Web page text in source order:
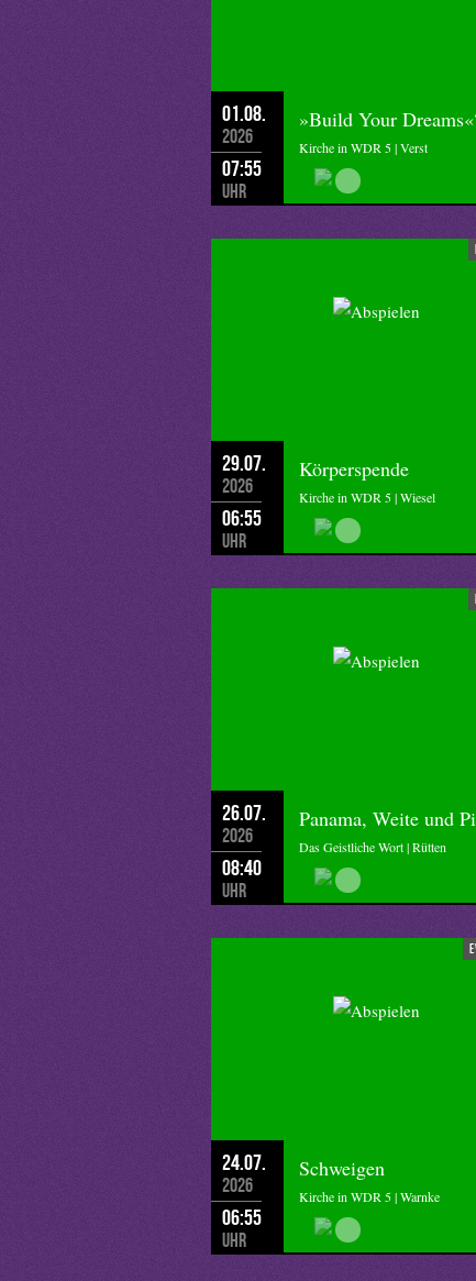
01.08.
2026
07:55
Uhr
»Build Your
Kirche in WDR 5 | Verst
29.07.
2026
06:55
Uhr
Körperspende
Kirche in WDR 5 | Wiesel
26.07.
2026
08:40
Uhr
Panama, Weite und
Das Geistliche Wort | Rütten
24.07.
2026
06:55
Uhr
Schweigen
Kirche in WDR 5 | Warnke